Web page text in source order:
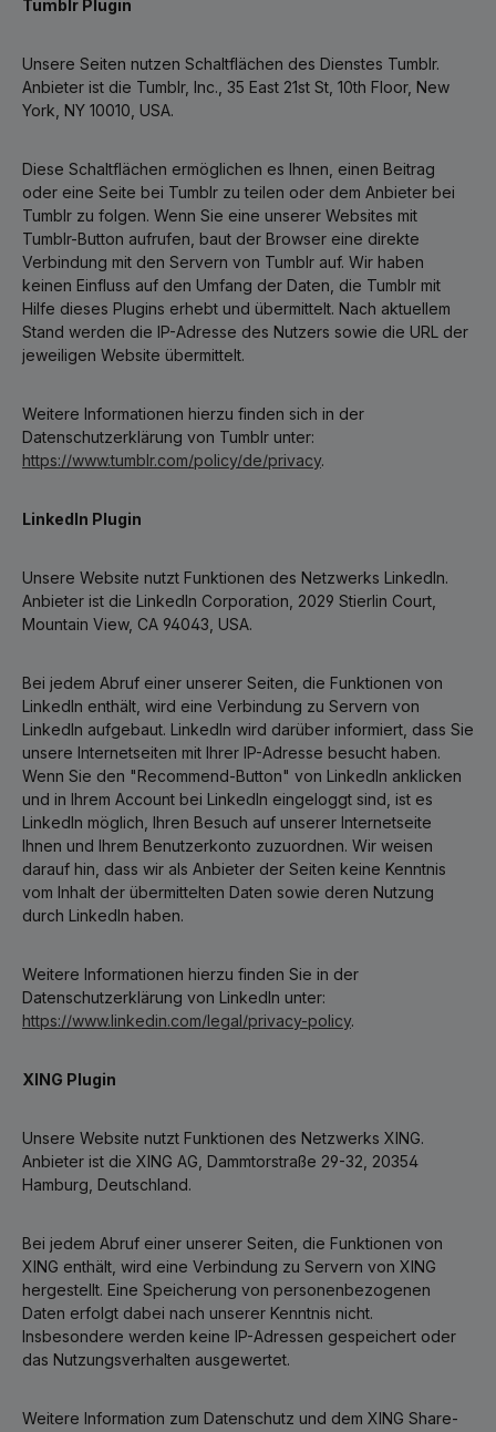
Tumblr Plugin
Unsere Seiten nutzen Schaltflächen des Dienstes Tumblr.
Anbieter ist die Tumblr, Inc., 35 East 21st St, 10th Floor, New
York, NY 10010, USA.
Diese Schaltflächen ermöglichen es Ihnen, einen Beitrag
oder eine Seite bei Tumblr zu teilen oder dem Anbieter bei
Tumblr zu folgen. Wenn Sie eine unserer Websites mit
Tumblr-Button aufrufen, baut der Browser eine direkte
Verbindung mit den Servern von Tumblr auf. Wir haben
keinen Einfluss auf den Umfang der Daten, die Tumblr mit
Hilfe dieses Plugins erhebt und übermittelt. Nach aktuellem
Stand werden die IP-Adresse des Nutzers sowie die URL der
jeweiligen Website übermittelt.
Weitere Informationen hierzu finden sich in der
Datenschutzerklärung von Tumblr unter:
https://www.tumblr.com/policy/de/privacy.
LinkedIn Plugin
Unsere Website nutzt Funktionen des Netzwerks LinkedIn.
Anbieter ist die LinkedIn Corporation, 2029 Stierlin Court,
Mountain View, CA 94043, USA.
Bei jedem Abruf einer unserer Seiten, die Funktionen von
LinkedIn enthält, wird eine Verbindung zu Servern von
LinkedIn aufgebaut. LinkedIn wird darüber informiert, dass Sie
unsere Internetseiten mit Ihrer IP-Adresse besucht haben.
Wenn Sie den "Recommend-Button" von LinkedIn anklicken
und in Ihrem Account bei LinkedIn eingeloggt sind, ist es
LinkedIn möglich, Ihren Besuch auf unserer Internetseite
Ihnen und Ihrem Benutzerkonto zuzuordnen. Wir weisen
darauf hin, dass wir als Anbieter der Seiten keine Kenntnis
vom Inhalt der übermittelten Daten sowie deren Nutzung
durch LinkedIn haben.
Weitere Informationen hierzu finden Sie in der
Datenschutzerklärung von LinkedIn unter:
https://www.linkedin.com/legal/privacy-policy.
XING Plugin
Unsere Website nutzt Funktionen des Netzwerks XING.
Anbieter ist die XING AG, Dammtorstraße 29-32, 20354
Hamburg, Deutschland.
Bei jedem Abruf einer unserer Seiten, die Funktionen von
XING enthält, wird eine Verbindung zu Servern von XING
hergestellt. Eine Speicherung von personenbezogenen
Daten erfolgt dabei nach unserer Kenntnis nicht.
Insbesondere werden keine IP-Adressen gespeichert oder
das Nutzungsverhalten ausgewertet.
Weitere Information zum Datenschutz und dem XING Share-